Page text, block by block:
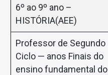
6º ao 9º ano –
HISTÓRIA(AEE)
Professor de Segundo
Ciclo — anos Finais do
ensino fundamental do